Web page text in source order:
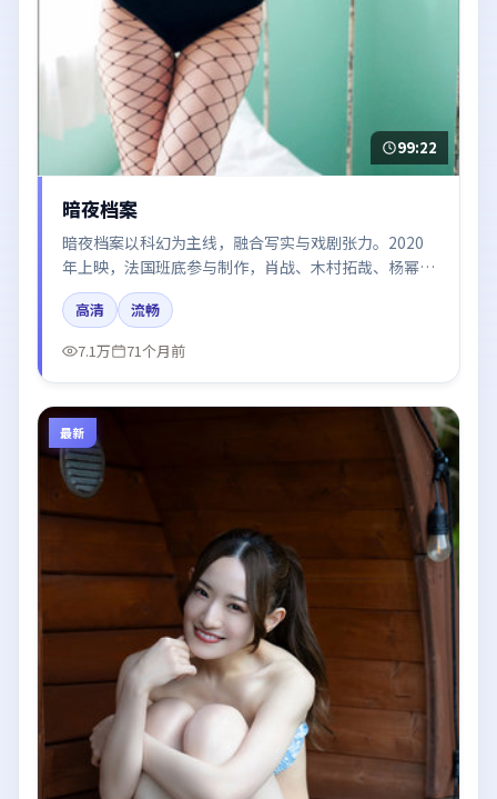
99:22
暗夜档案
暗夜档案以科幻为主线，融合写实与戏剧张力。2020
年上映，法国班底参与制作，肖战、木村拓哉、杨幂、
咏梅在片中呈现细腻表演，影像风格统一，配乐与剪辑
强化了情绪曲线。
高清
流畅
7.1万
71个月前
最新